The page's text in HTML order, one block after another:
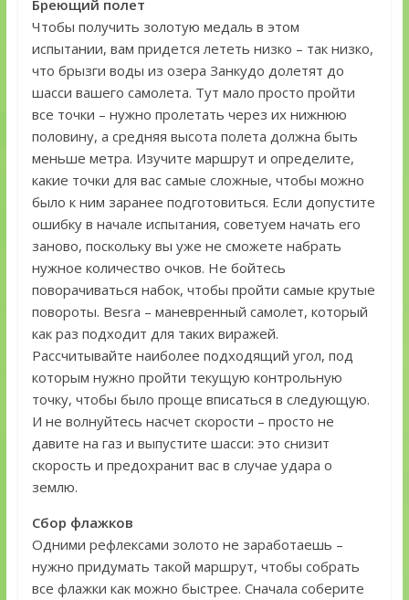
Бреющий полет
Чтобы получить золотую медаль в этом
испытании, вам придется лететь низко – так низко,
что брызги воды из озера Занкудо долетят до
шасси вашего самолета. Тут мало просто пройти
все точки – нужно пролетать через их нижнюю
половину, а средняя высота полета должна быть
меньше метра. Изучите маршрут и определите,
какие точки для вас самые сложные, чтобы можно
было к ним заранее подготовиться. Если допустите
ошибку в начале испытания, советуем начать его
заново, поскольку вы уже не сможете набрать
нужное количество очков. Не бойтесь
поворачиваться набок, чтобы пройти самые крутые
повороты. Besra – маневренный самолет, который
как раз подходит для таких виражей.
Рассчитывайте наиболее подходящий угол, под
которым нужно пройти текущую контрольную
точку, чтобы было проще вписаться в следующую.
И не волнуйтесь насчет скорости – просто не
давите на газ и выпустите шасси: это снизит
скорость и предохранит вас в случае удара о
землю.
Сбор флажков
Одними рефлексами золото не заработаешь –
нужно придумать такой маршрут, чтобы собрать
все флажки как можно быстрее. Сначала соберите